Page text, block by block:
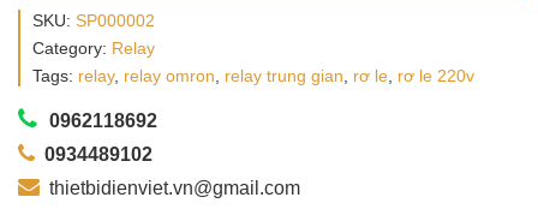
SKU: SP000002
Category: Relay
Tags: relay, relay omron relay trung gian rơ le rơ le 220v
0962118692
0934489102
thietbidienviet.vn@gmail.com